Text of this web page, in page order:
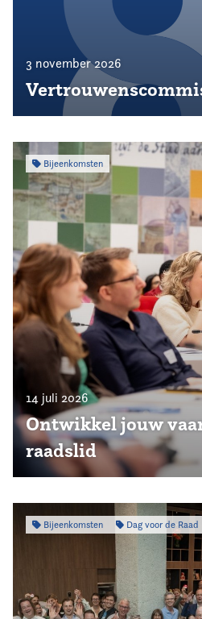
3 november 2026
Bijeenkomsten
14 juli 2026
Ontwikkel jouw
raadslid
Bijeenkomsten Dag voor de Raad